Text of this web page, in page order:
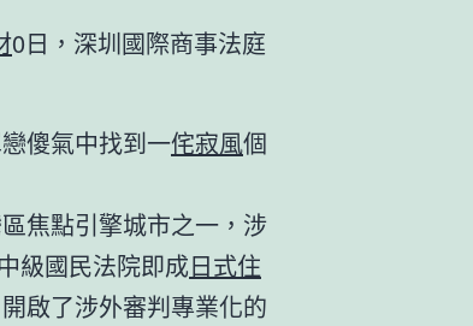
0日，深圳國際商事法庭
傻氣中找到一侘寂風個
焦點引擎城市之一，涉
級國民法院即成日式住
啟了涉外審判專業化的